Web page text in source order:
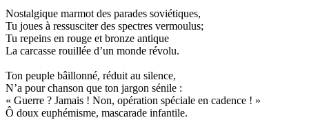
Nostalgique marmot des parades soviétiques,
Tu joues à ressusciter des spectres vermoulus;
Tu repeins en rouge et bronze antique
La carcasse rouillée d’un monde révolu.
Ton peuple bâillonné, réduit au silence,
N’a pour chanson que ton jargon sénile :
« Guerre ? Jamais ! Non, opération spéciale en cadence ! »
Ô doux euphémisme, mascarade infantile.